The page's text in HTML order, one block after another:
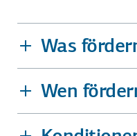
Was
Wen